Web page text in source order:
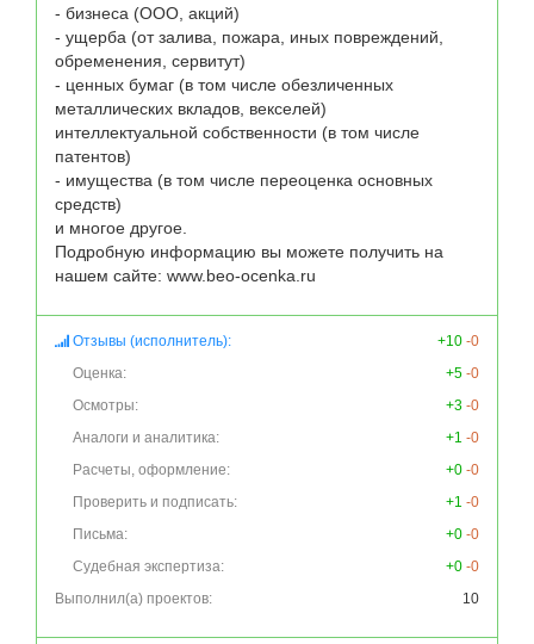
- бизнеса (ООО, акций)
- ущерба (от залива, пожара, иных повреждений,
обременения, сервитут)
- ценных бумаг (в том числе обезличенных
металлических вкладов, векселей)
интеллектуальной собственности (в том числе
патентов)
- имущества (в том числе переоценка основных
средств)
и многое другое.
Подробную информацию вы можете получить на
нашем сайте: www.beo-ocenka.ru
Отзывы (исполнитель): +10 -0
Оценка:
+5 -0
Осмотры:
+3 -0
Аналоги и аналитика:
+1 -0
Расчеты, оформление:
+0 -0
Проверить и подписать:
+1 -0
Письма:
+0 -0
Судебная экспертиза:
+0 -0
Выполнил(а) проектов:
10